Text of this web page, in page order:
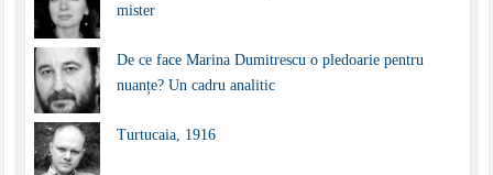
mister
De ce face Marina Dumitrescu o pledoarie pentru
nuanțe? Un cadru analitic
Turtucaia, 1916